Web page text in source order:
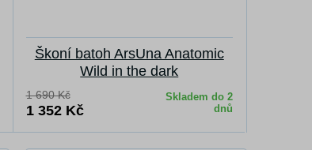
Škoní batoh ArsUna Anatomic
Wild in the dark
1 690 Kč
1 352 Kč
Skladem do 2
dnů